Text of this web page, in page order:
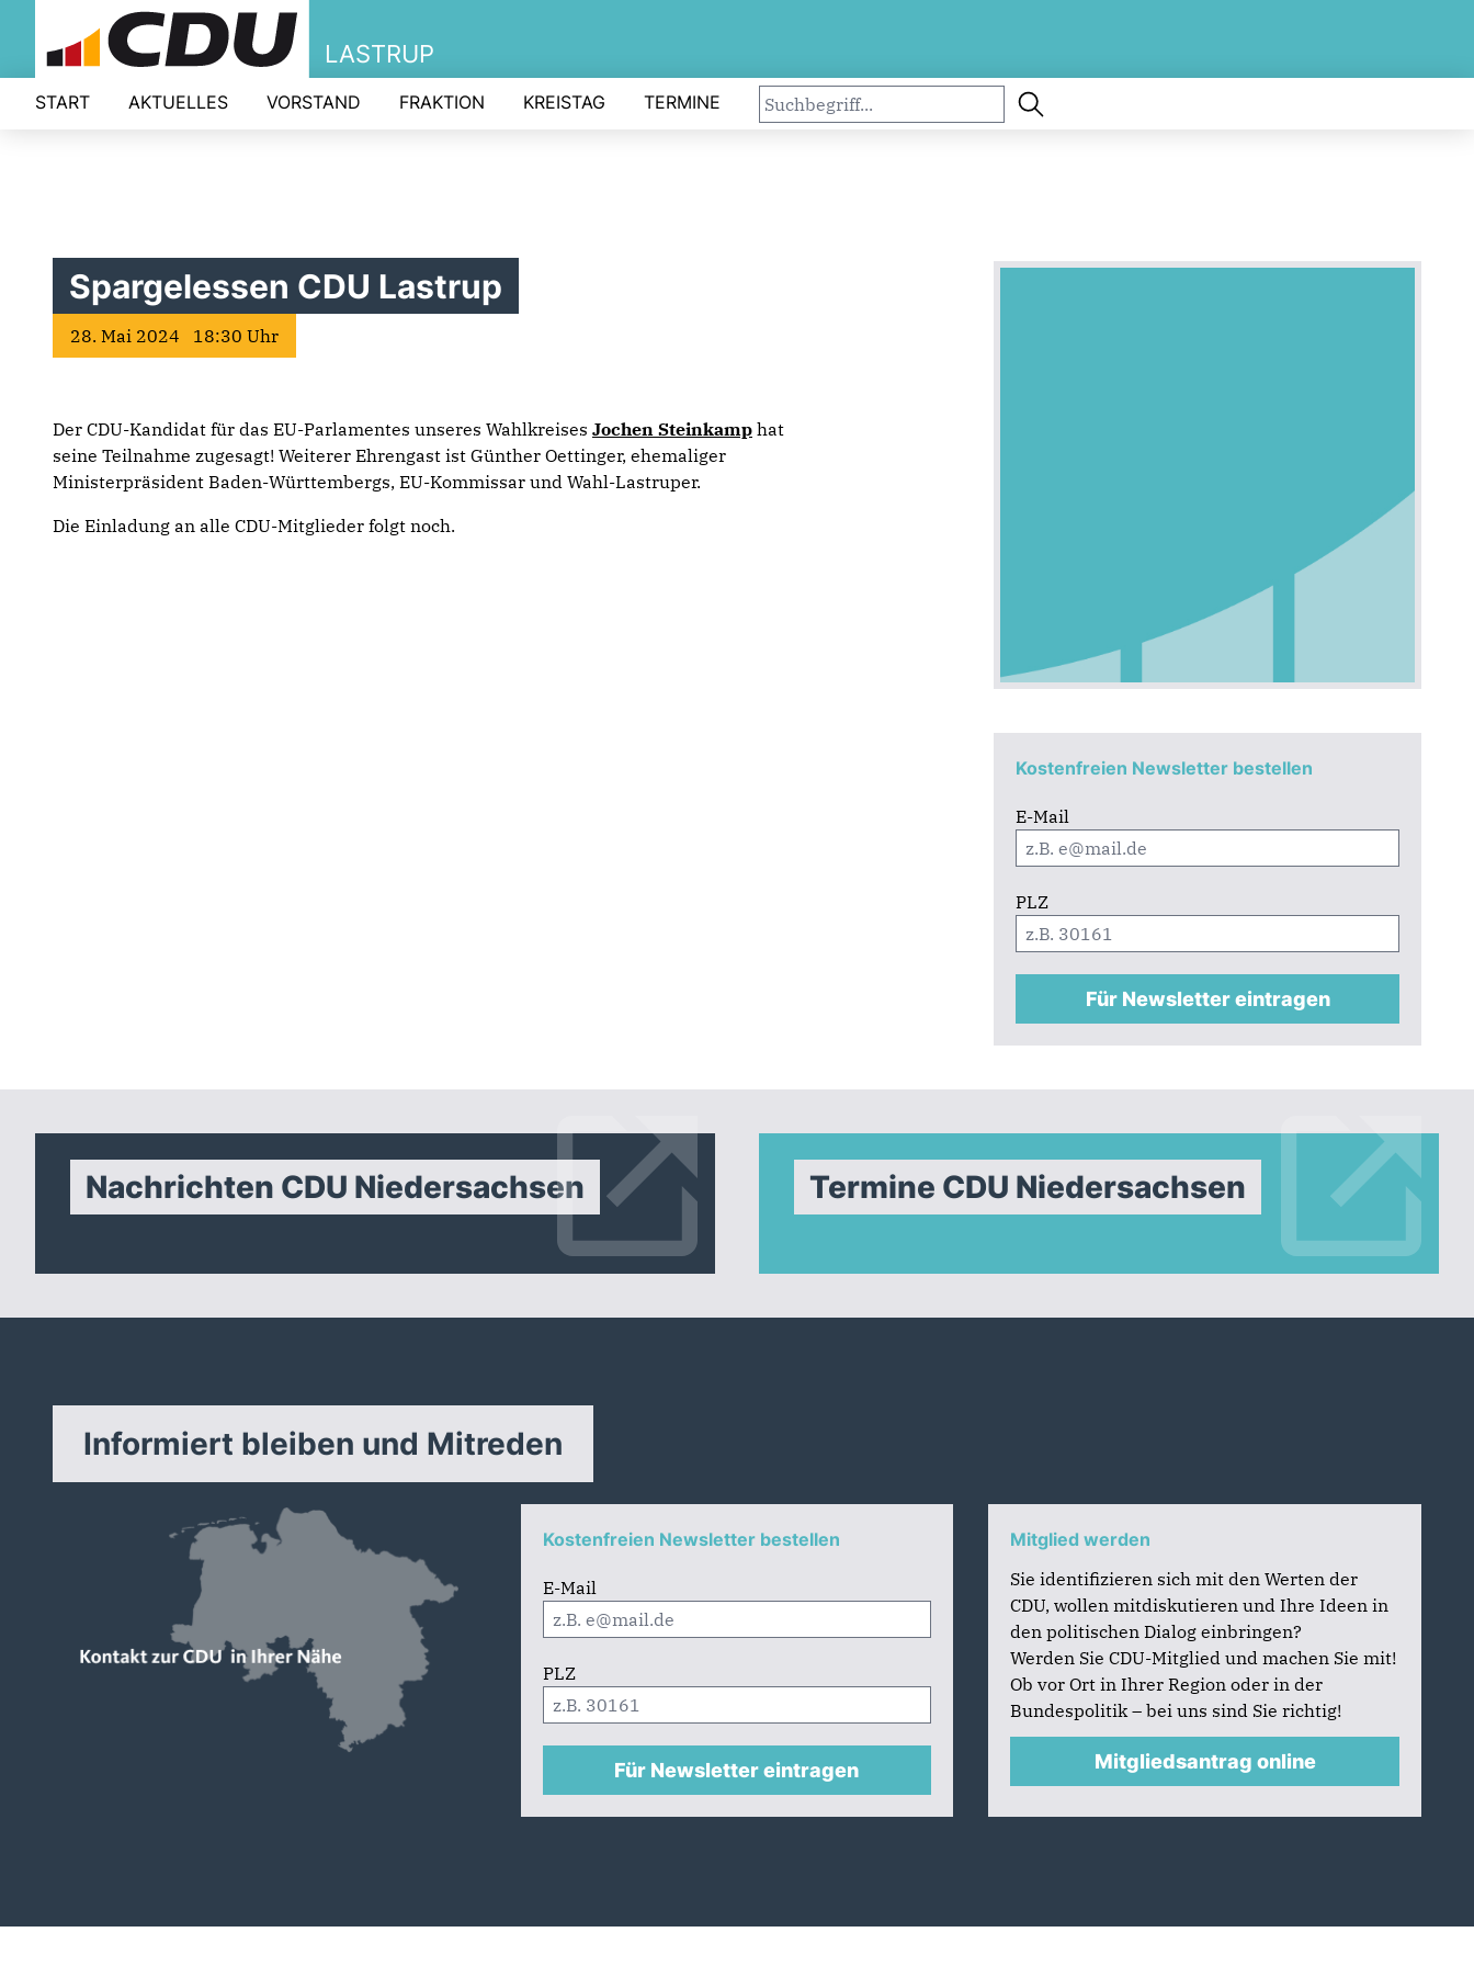
LASTRUP
START AKTUELLES VORSTAND FRAKTION KREISTAG TERMINE
Kostenfreien Newsletter bestellen
E-Mail
PLZ
Für Newsletter eintragen
Spargelessen CDU Lastrup
28. Mai 2024 18:30 Uhr
Der CDU-Kandidat für das EU-Parlamentes unseres Wahlkreises Jochen Steinkamp hat
seine Teilnahme zugesagt! Weiterer Ehrengast ist Günther Oettinger, ehemaliger
Ministerpräsident Baden-Württembergs, EU-Kommissar und Wahl-Lastruper.
Die Einladung an alle CDU-Mitglieder folgt noch.
Nachrichten CDU Niedersachsen Termine CDU Niedersachsen
Informiert bleiben und Mitreden
Kostenfreien Newsletter bestellen
E-Mail
PLZ
Für Newsletter eintragen
Mitglied werden
Sie identifizieren sich mit den Werten der
CDU, wollen mitdiskutieren und Ihre Ideen in
den politischen Dialog einbringen?
Werden Sie CDU-Mitglied und machen Sie mit!
Ob vor Ort in Ihrer Region oder in der
Bundespolitik – bei uns sind Sie richtig!
Mitgliedsantrag online